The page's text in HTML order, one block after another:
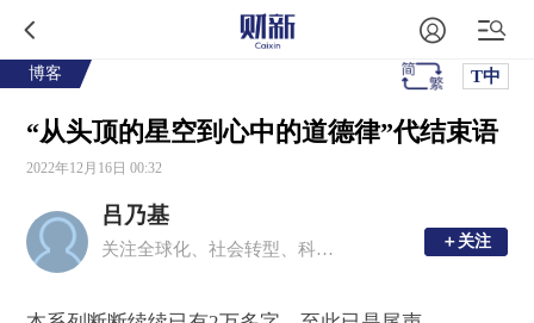
博客 T中
“从头顶的星空到心中的道德律”代结束语
2022年12月16日 00:32
吕乃基
关注全球化、社会转型、科技与文化、知识论、科技及其前沿、产业化、认知科学等 ＋关注
＋关注